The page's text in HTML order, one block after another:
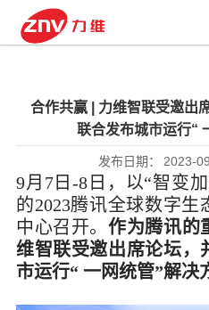
合作共赢 | 力维智联受邀出
联合发布城市运行“
发布日期： 2023-
9月7日-8日，以“智变
的2023腾讯全球数字
中心召开。作为腾讯的
维智联受邀出席论坛，
市运行“ 一网统管”解决